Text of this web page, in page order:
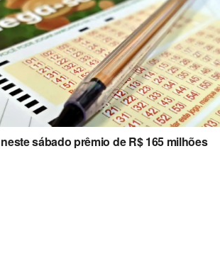
sábado prêmio de R$ 165 milhões